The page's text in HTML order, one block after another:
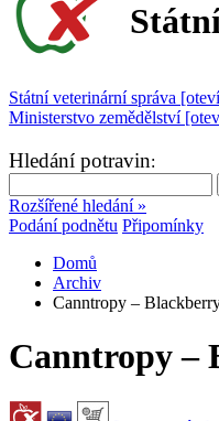
Státní veterinární správa
Ministerstvo zemědělství
Hledání potravin:
Rozšířené hledání »
Podání podnětu Připomínky
Domů
Archiv
Canntropy –
Canntropy –